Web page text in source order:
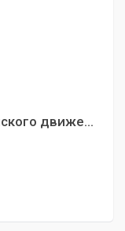
Урок 16. История еврейского движения в Ленинграде